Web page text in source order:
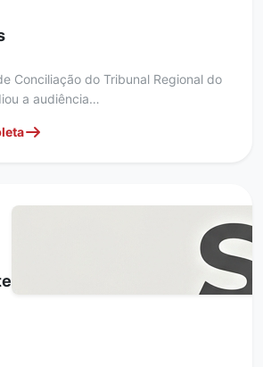
Conciliação do Tribunal Regional do
a audiência…